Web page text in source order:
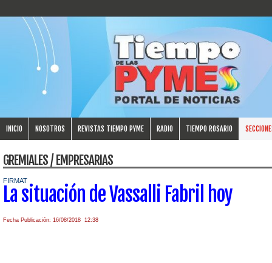
INICIO NOSOTROS REVISTAS TIEMPO PYME RADIO TIEMPO ROSARIO
GREMIALES / EMPRESARIAS
FIRMAT
La situación de Vassalli Fabril hoy
Fecha Publicación: 16/08/2018 12:38